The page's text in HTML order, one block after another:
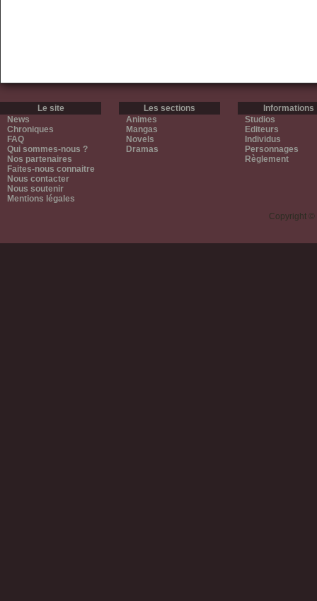
Le site
News
Chroniques
FAQ
Qui sommes-nous ?
Nos partenaires
Faites-nous connaitre
Nous contacter
Nous soutenir
Mentions légales
Les sections
Animes
Mangas
Novels
Dramas
Informations
Studios
Editeurs
Individus
Personnages
Règlement
Copyright ©